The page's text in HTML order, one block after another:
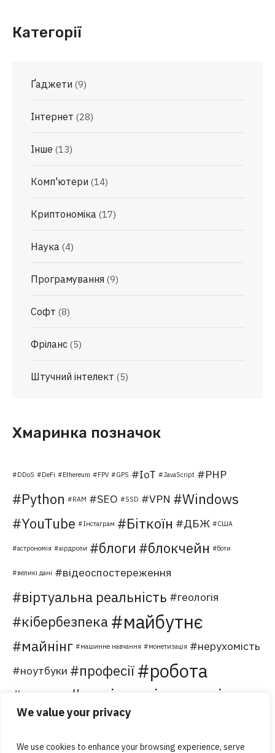
We value your privacy
We use cookies to enhance your browsing experience, serve
Категорії
Ґаджети (9)
Інтернет (28)
Інше (13)
Комп'ютери (14)
Криптономіка (17)
Наука (4)
Програмування (9)
Софт (8)
Фріланс (5)
Штучний інтелект (5)
Хмаринка позначок
DDoS DeFi Ethereum FPV GPS IoT JavaScript PHP
Python RAM SEO SSD VPN
Windows
YouTube
Інстаграм Біткоїн ДБЖ США
астрономія аірдропи блоги блокчейн боти
великі дані відеоспостереження
віртуальна реальність геологія
кібербезпека майбутнє
майнінг машинне навчання монетизація
нерухомість
ноутбуки
професії робота
соціальні мережі
туризм форуми хмарні обчислення
чатботи